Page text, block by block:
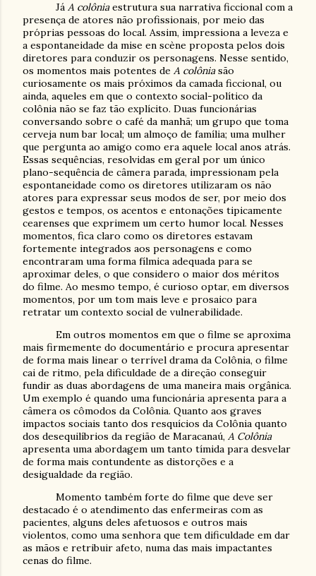
JáA colôniaestrutura sua narrativa ficcional com a
presença de atores não profissionais, por meio das
próprias pessoas do local. Assim, impressiona a leveza e
a espontaneidade da mise en scène proposta pelos dois
diretores para conduzir os personagens. Nesse sentido,
os momentos mais potentes de A colôniasão
curiosamente os mais próximos da camada ficcional, ou
ainda, aqueles em que o contexto social-político da
colônia não se faz tão explícito. Duas funcionárias
conversando sobre o café da manhã; um grupo que toma
cerveja num bar local; um almoço de família; uma mulher
que pergunta ao amigo como era aquele local anos atrás.
Essas sequências, resolvidas em geral por um único
plano-sequência de câmera parada, impressionam pela
espontaneidade como os diretores utilizaram os não
atores para expressar seus modos de ser, por meio dos
gestos e tempos, os acentos e entonações tipicamente
cearenses que exprimem um certo humor local. Nesses
momentos, fica claro como os diretores estavam
fortemente integrados aos personagens e como
encontraram uma forma fílmica adequada para se
aproximar deles, o que considero o maior dos méritos
do filme. Ao mesmo tempo, é curioso optar, em diversos
momentos, por um tom mais leve e prosaico para
retratar um contexto social de vulnerabilidade.
Em outros momentos em que o filme se aproxima
mais firmemente do documentário e procura apresentar
de forma mais linear o terrível drama da Colônia, o filme
cai de ritmo, pela dificuldade de a direção conseguir
fundir as duas abordagens de uma maneira mais orgânica.
Um exemplo é quando uma funcionária apresenta para a
câmera os cômodos da Colônia. Quanto aos graves
impactos sociais tanto dos resquícios da Colônia quanto
dos desequilíbrios da região de Maracanaú, A Colônia
apresenta uma abordagem um tanto tímida para desvelar
de forma mais contundente as distorções e a
desigualdade da região.
Momento também forte do filme que deve ser
destacado é o atendimento das enfermeiras com as
pacientes, alguns deles afetuosos e outros mais
violentos, como uma senhora que tem dificuldade em dar
as mãos e retribuir afeto, numa das mais impactantes
cenas do filme.